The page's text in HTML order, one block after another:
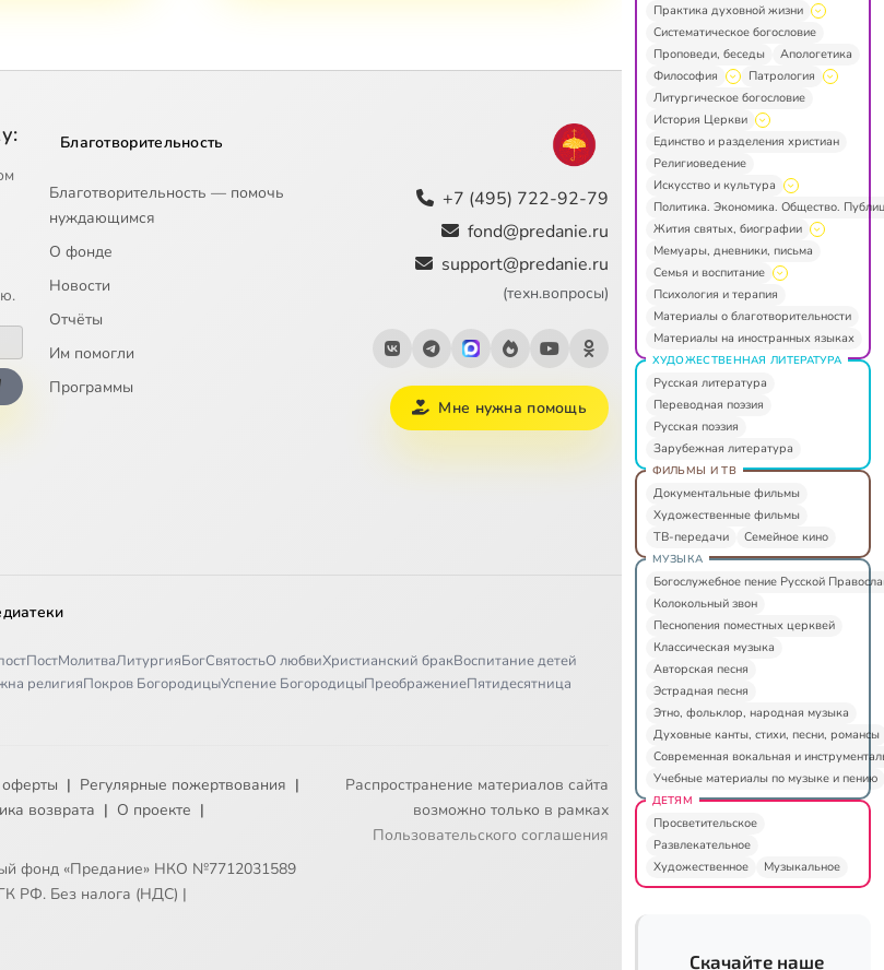
Благотворительность
Благотворительность — помочь
нуждающимся
О фонде
Новости
Отчёты
Им помогли
Программы
+7 (495) 722-92-79
fond@predanie.ru
support@predanie.ru
(техн.вопросы)
Мне нужна помощь
ПостМолитваЛитургияБогСвятостьО любвиХристианский бракВоспитание детей
религияПокров БогородицыУспение БогородицыПреображениеПятидесятница
| Регулярные пожертвования |
возврата | О проекте |
фонд «Предание» НКО №7712031589
РФ. Без налога (НДС) |
Распространение материалов сайта
возможно только в рамках
Пользовательского соглашения
Практика духовной жизни
Систематическое богословие
Проповеди, беседы
Апологетика
Философия
Патрология
Литургическое богословие
История Церкви
Единство и разделения христиан
Религиоведение
Искусство и культура
Политика. Экономика. Общество.
Жития святых, биографии
Мемуары, дневники, письма
Семья и воспитание
Психология и терапия
Материалы о благотворительности
Материалы на иностранных языках
ХУДОЖЕСТВЕННАЯ ЛИТЕРАТУРА
Русская литература
Переводная поэзия
Русская поэзия
Зарубежная литература
ФИЛЬМЫ И ТВ
Документальные фильмы
Художественные фильмы
ТВ-передачи
Семейное кино
МУЗЫКА
Богослужебное пение Русской
Колокольный звон
Песнопения поместных церквей
Классическая музыка
Авторская песня
Эстрадная песня
Этно, фольклор, народная музыка
Духовные канты, стихи, песни, романсы
Современная вокальная и
Учебные материалы по музыке и пению
ДЕТЯМ
Просветительское
Развлекательное
Художественное
Музыкальное
Скачайте наше